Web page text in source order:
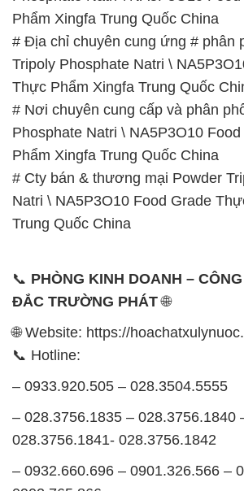
# Nơi chuyên cung cấp và phân
Phosphate Natri \ NA5P3O10 Food
Phẩm Xingfa Trung Quốc China
# Cty bán & thương mại Powder
Natri \ NA5P3O10 Food Grade
Trung Quốc China
📞PHÒNG KINH DOANH –
ĐẮC TRƯỜNG PHÁT🌐
🌐 Website: https://
– 0933.920.505 – 028.3504.5555
028.3756.1841- 028.3756.1842
0902.765.866
📧 Email:
TRƯỜNG PHÁT